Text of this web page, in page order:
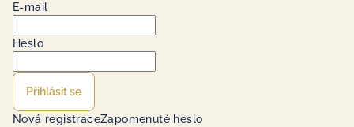
E-mail
Heslo
Přihlásit se
Nová registraceZapomenuté heslo